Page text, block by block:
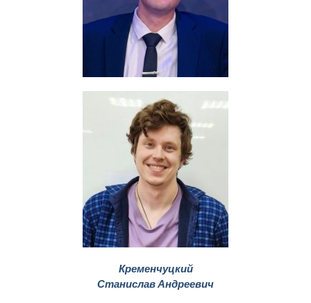
Кременчуцкий
Станислав Андреевич